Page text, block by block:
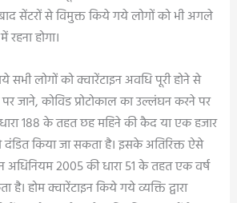
सेंटरों से विमुक्त किये गये लोगों को भी अगले
रहना होगा।
सभी लोगों को क्वारेंटाइन अवधि पूरी होने से
जाने, कोविड प्रोटोकाल का उल्लंघन करने पर
188 के तहत छह महिने की कैद या एक हजार
दंडित किया जा सकता है। इसके अतिरिक्त ऐसे
अधिनियम 2005 की धारा 51 के तहत एक वर्ष
है। होम क्वारेंटाइन किये गये व्यक्ति द्वारा